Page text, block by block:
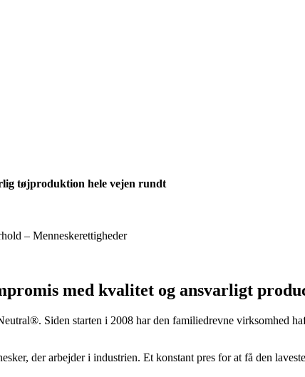
tøjproduktion hele vejen rundt
– Menneskerettigheder
med kvalitet og ansvarligt
Siden starten i 2008 har den familiedrevne virksomhed
der arbejder i industrien. Et konstant pres for at få den